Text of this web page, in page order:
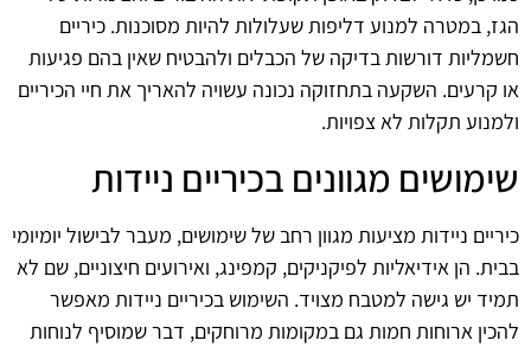
הגז, במטרה למנוע דליפות שעלולות להיות מסוכנות. כיריים
חשמליות דורשות בדיקה של הכבלים ולהבטיח שאין בהם פגיעות
או קרעים. השקעה בתחזוקה נכונה עשויה להאריך את חיי הכיריים
ולמנוע תקלות לא צפויות.
שימושים מגוונים בכיריים ניידות
כיריים ניידות מציעות מגוון רחב של שימושים, מעבר לבישול יומיומי
בבית. הן אידיאליות לפיקניקים, קמפינג, ואירועים חיצוניים, שם לא
תמיד יש גישה למטבח מצויד. השימוש בכיריים ניידות מאפשר
להכין ארוחות חמות גם במקומות מרוחקים, דבר שמוסיף לנוחות